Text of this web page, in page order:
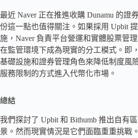
最近 Naver 正在推進收購 Dunamu 的證
份這一點也值得關注。如果採用 Upbit
施，Naver 負責平台營運和實體股票管
在監管環境下成為現實的分工模式。即
基礎設施和證券管理角色來降低制度風
服務限制的方式進入代幣化市場。
總結
我們探討了 Upbit 和 Bithumb 推出自有
景。然而現實情況是它們面臨重重挑戰